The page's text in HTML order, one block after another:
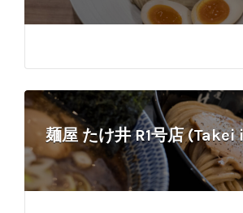
麺屋 たけ井 R1号店